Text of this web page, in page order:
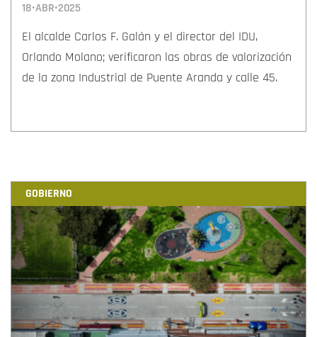
18•ABR•2025
El alcalde Carlos F. Galán y el director del IDU,
Orlando Molano; verificaron las obras de valorización
de la zona Industrial de Puente Aranda y calle 45.
GOBIERNO